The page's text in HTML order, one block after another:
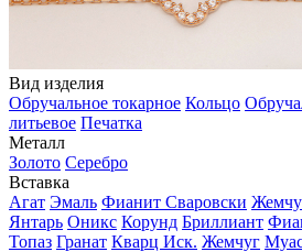
Вид изделия
Обручальное токарное Кольцо
литьевое Печатка
Металл
Золото Серебро
Вставка
Агат Эмаль Фианит Сваровски
Янтарь Оникс Корунд Бриллиант
Топаз Гранат Кварц Иск. Жемчуг